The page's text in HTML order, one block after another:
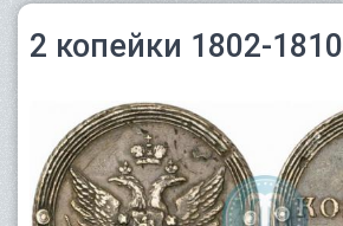
2 копейки 1802-1810